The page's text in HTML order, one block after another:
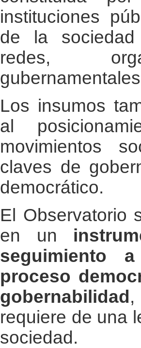
instituciones
de la sociedad
redes,
Los insumos
al
movimientos
claves de
democrático.
El Observatorio
en un
seguimiento
proceso
gobernabilidad ,
requiere de una
sociedad.